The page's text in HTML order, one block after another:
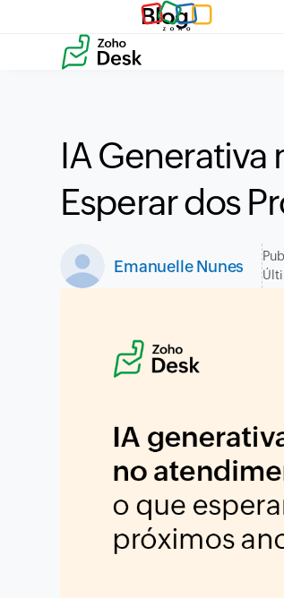
Blog
IA
Esperar dos
Emanuelle Nunes